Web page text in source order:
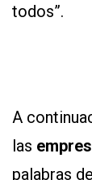
todos”.
A
las
palabras